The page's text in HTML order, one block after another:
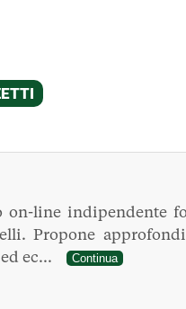
on-line indipendente
Propone
ec...
Continua